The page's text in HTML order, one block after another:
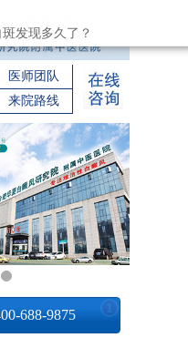
医师团队
来院路线
688-9875
发现多久了？